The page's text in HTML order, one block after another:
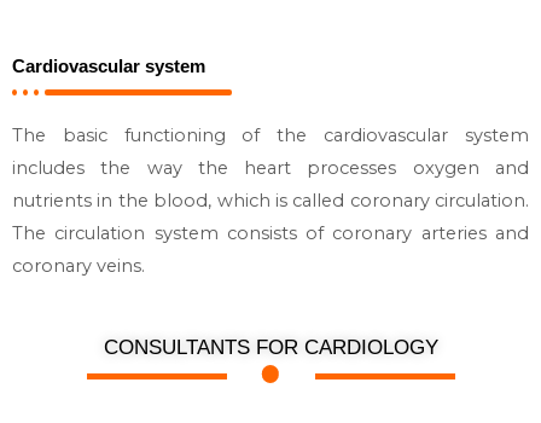
Cardiovascular system
The basic functioning of the cardiovascular system
includes the way the heart processes oxygen and
nutrients in the blood, which is called coronary circulation.
The circulation system consists of coronary arteries and
coronary veins.
CONSULTANTS FOR CARDIOLOGY